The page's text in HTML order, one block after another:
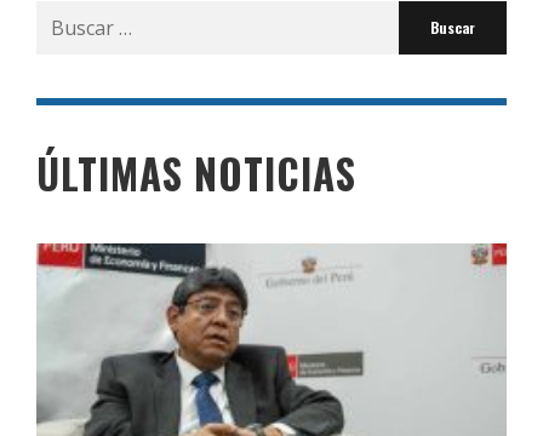
Buscar
por:
ÚLTIMAS NOTICIAS